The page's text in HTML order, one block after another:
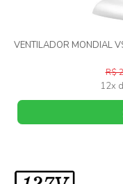
VENTILADOR MONDIAL
R$
12x